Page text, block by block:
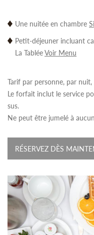
Une nuitée en chambre
Petit-déjeuner incluant
La TabléeVoir Menu
Tarif par personne, par
Le forfait inclut le service
sus.
Ne peut être jumelé à
RÉSERVEZ DÈS